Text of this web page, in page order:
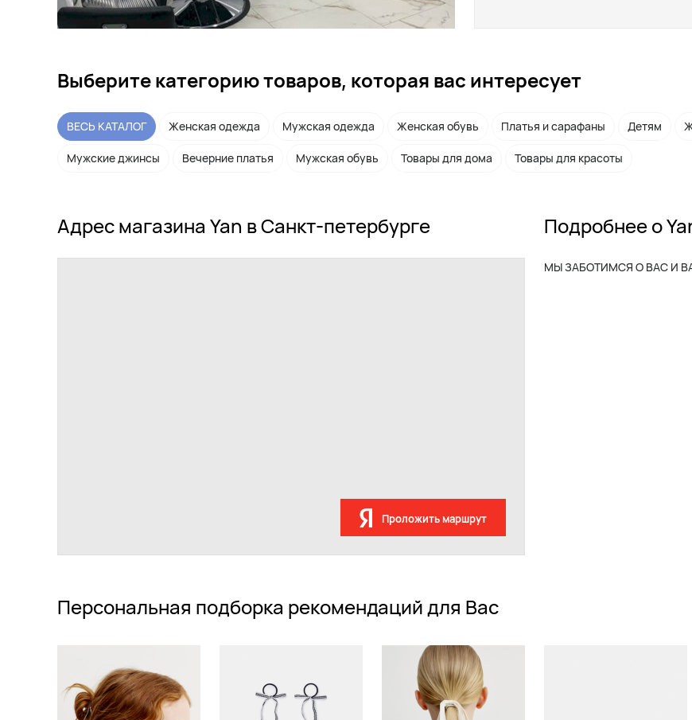
Выберите категорию товаров, которая вас интересует
ВЕСЬ КАТАЛОГ Женская одежда Мужская одежда Женская обувь Платья и сарафаны Детям
Мужские джинсы Вечерние платья Мужская обувь Товары для дома Товары для красоты
Адрес магазина Yan в Санкт-петербурге
Проложить маршрут
Подробнее о
МЫ ЗАБОТИМСЯ О ВАС И
Персональная подборка рекомендаций для Вас